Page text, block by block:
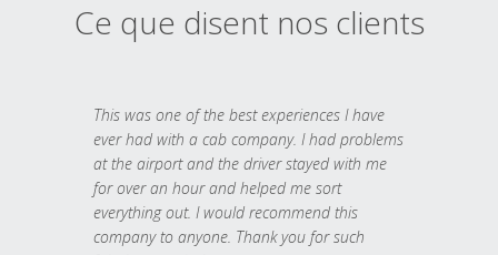
Ce que disent nos clients
This was one of the best experiences I have
ever had with a cab company. I had problems
at the airport and the driver stayed with me
for over an hour and helped me sort
everything out. I would recommend this
company to anyone. Thank you for such